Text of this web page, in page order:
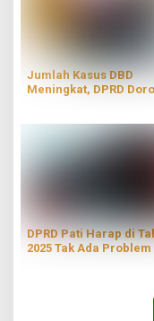
Jumlah Kasus DBD
Meningkat, DPRD
DPRD Pati Harap di
2025 Tak Ada